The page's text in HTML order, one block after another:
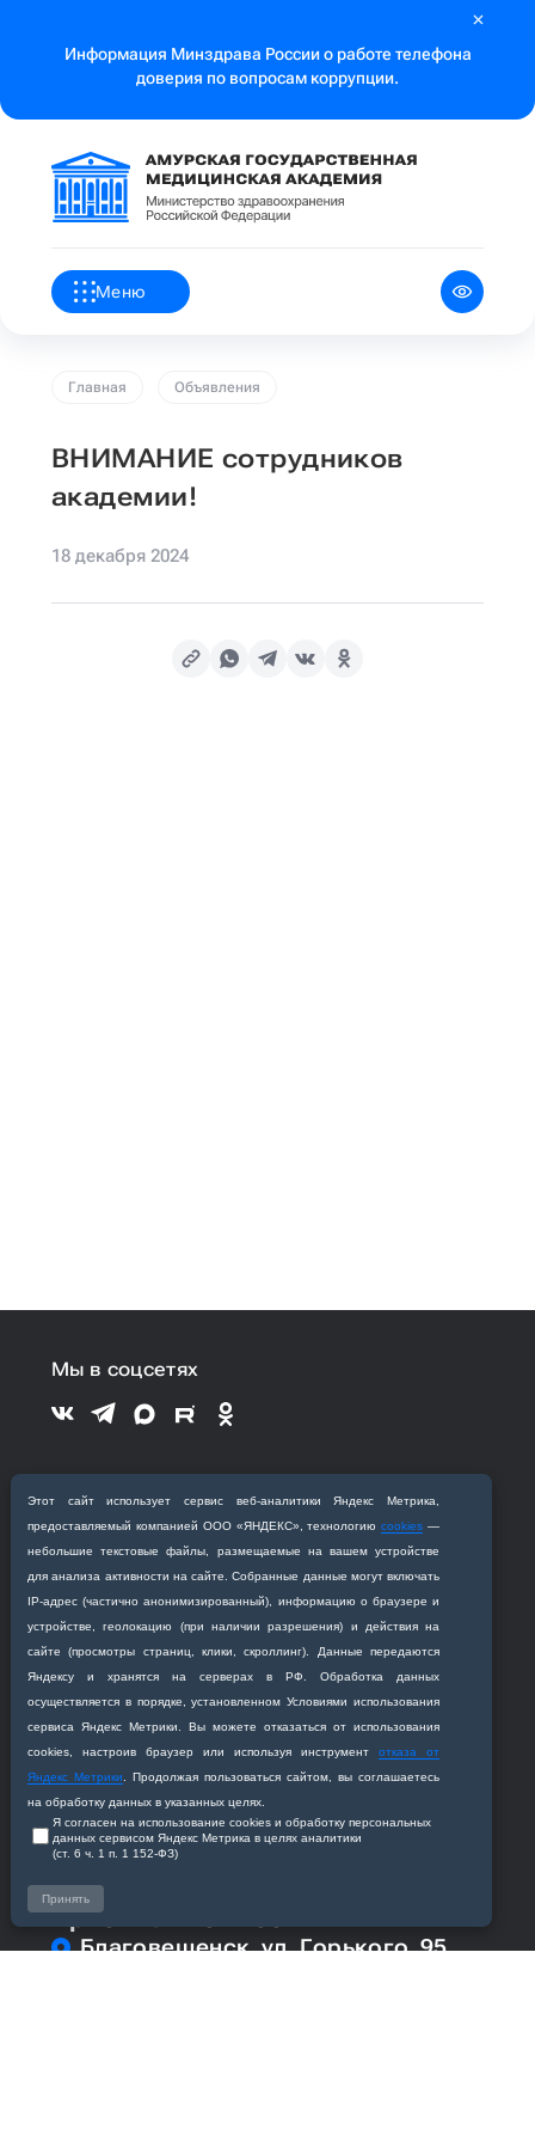
Информация Минздрава России о работе телефона
доверия по вопросам коррупции.
Меню
Главная Объявления
ВНИМАНИЕ сотрудников
академии!
18 декабря 2024
Этот сайт использует сервис веб‑аналитики Яндекс Метрика,
предоставляемый компанией ООО «ЯНДЕКС», технологиюcookies —
небольшие текстовые файлы, размещаемые на вашем устройстве
для анализа активности на сайте. Собранные данные могут включать
IP‑адрес (частично анонимизированный), информацию о браузере и
устройстве, геолокацию (при наличии разрешения) и действия на
сайте (просмотры страниц, клики, скроллинг). Данные передаются
Яндексу и хранятся на серверах в РФ. Обработка данных
осуществляется в порядке, установленном Условиями использования
сервиса Яндекс Метрики. Вы можете отказаться от использования
cookies, настроив браузер или используя инструментотказа от
Яндекс Метрики . Продолжая пользоваться сайтом, вы соглашаетесь
на обработку данных в указанных целях.
Я согласен на использование cookies и обработку персональных
данных сервисом Яндекс Метрика в целях аналитики
(ст. 6 ч. 1 п. 1 152‑ФЗ)
Принять
Мы в соцсетях
Поступающим
Обучающимся
Сотрудникам
Академия
Кафедры
Приемная комиссия
Благовещенск, ул. Горького, 95